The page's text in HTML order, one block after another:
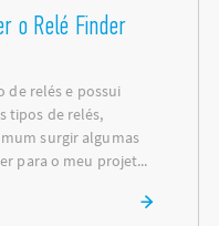
o Relé Finder
de relés e possui
tipos de relés,
surgir algumas
para o meu projet...